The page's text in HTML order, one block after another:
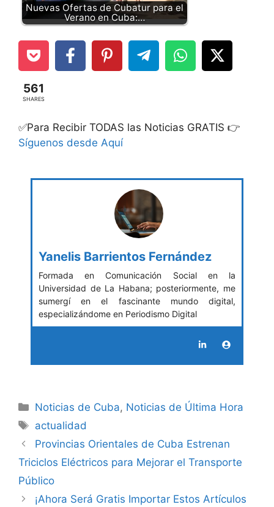
Nuevas Ofertas de Cubatur para el
Verano en Cuba:…
561
SHARES
✅Para Recibir TODAS las Noticias GRATIS 👉
Síguenos desde Aquí
Yanelis Barrientos Fernández
Formada en Comunicación Social en la
Universidad de La Habana; posteriormente, me
sumergí en el fascinante mundo digital,
especializándome en Periodismo Digital
Categories
Noticias de Cuba, Noticias de Última Hora
Tags
actualidad
Provincias Orientales de Cuba Estrenan
Triciclos Eléctricos para Mejorar el Transporte
Público
¡Ahora Será Gratis Importar Estos Artículos